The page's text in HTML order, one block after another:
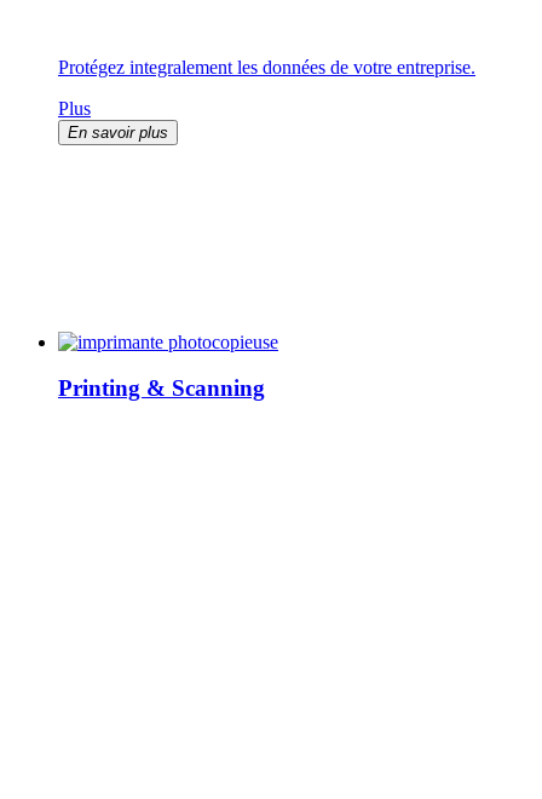
Protégez integralement les données de votre entreprise.
Plus
En savoir plus
Printing & Scanning